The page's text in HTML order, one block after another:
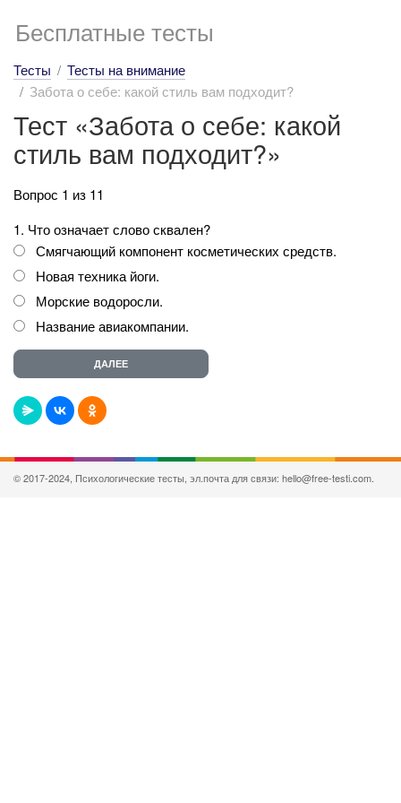
Бесплатные тесты
Тесты
Тесты на внимание
Забота о себе: какой стиль вам подходит?
Тест «Забота о себе: какой
стиль вам подходит?»
Вопрос 1 из 11
1. Что означает слово сквален?
Смягчающий компонент косметических средств.
Новая техника йоги.
Морские водоросли.
Название авиакомпании.
© 2017-2024, Психологические тесты, эл.почта для связи: hello@free-testi.com.